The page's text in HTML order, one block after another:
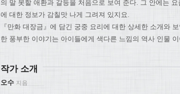
의 말 못할 애환과 갈등을 처음으로 보여 준다. 그 안에는
에 대한 정보가 감칠맛 나게 그려져 있지요.
『만화 대장금』에 담긴 궁중 요리에 대한 상세한 소개와
한 풍부한 이야기는 아이들에게 색다른 느낌의 역사 인물
작가 소개
오수 지음